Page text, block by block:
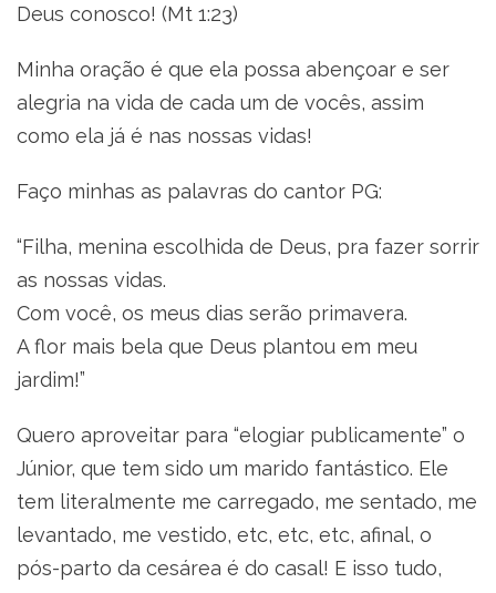
Deus conosco! (Mt 1:23)
Minha oração é que ela possa abençoar e ser
alegria na vida de cada um de vocês, assim
como ela já é nas nossas vidas!
Faço minhas as palavras do cantor PG:
“Filha, menina escolhida de Deus, pra fazer sorrir
as nossas vidas.
Com você, os meus dias serão primavera.
A flor mais bela que Deus plantou em meu
jardim!”
Quero aproveitar para “elogiar publicamente” o
Júnior, que tem sido um marido fantástico. Ele
tem literalmente me carregado, me sentado, me
levantado, me vestido, etc, etc, etc, afinal, o
pós-parto da cesárea é do casal! E isso tudo,